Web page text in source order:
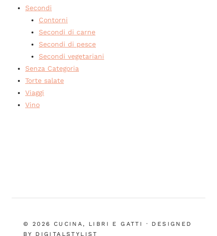
Secondi
Contorni
Secondi di carne
Secondi di pesce
Secondi vegetariani
Senza Categoria
Torte salate
Viaggi
Vino
© 2026 CUCINA, LIBRI E GATTI · DESIGNED
BY DIGITALSTYLIST